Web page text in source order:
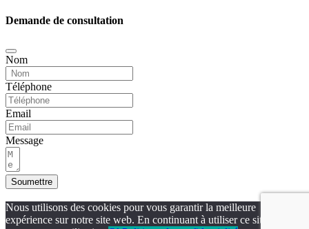
Demande de consultation
Nom
Téléphone
Email
Message
Soumettre
Nous utilisons des cookies pour vous garantir la meilleure
expérience sur notre site web. En continuant à utiliser ce site, vous